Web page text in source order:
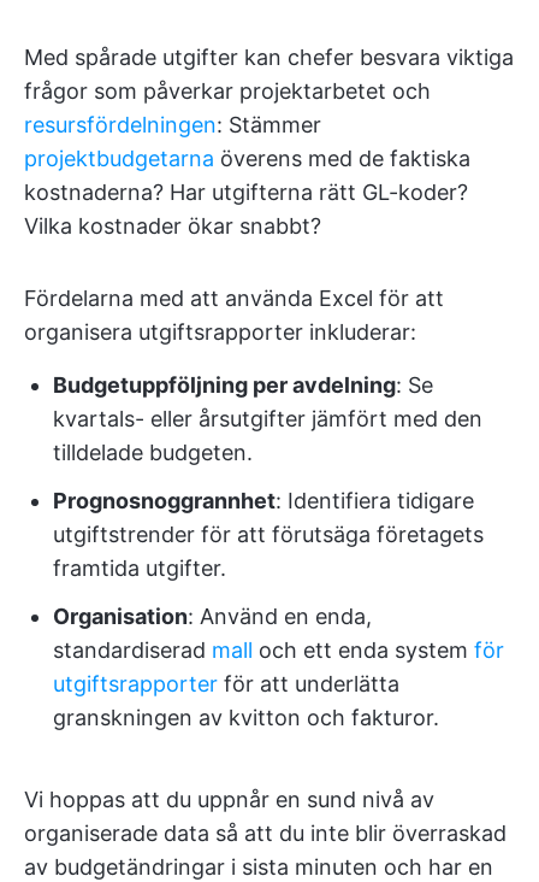
Med spårade utgifter kan chefer besvara viktiga
frågor som påverkar projektarbetet och
resursfördelningen: Stämmer
projektbudgetarna överens med de faktiska
kostnaderna? Har utgifterna rätt GL-koder?
Vilka kostnader ökar snabbt?
Fördelarna med att använda Excel för att
organisera utgiftsrapporter inkluderar:
Budgetuppföljning per avdelning: Se
kvartals- eller årsutgifter jämfört med den
tilldelade budgeten.
Prognosnoggrannhet: Identifiera tidigare
utgiftstrender för att förutsäga företagets
framtida utgifter.
Organisation: Använd en enda,
standardiserad mall och ett enda system för
utgiftsrapporter för att underlätta
granskningen av kvitton och fakturor.
Vi hoppas att du uppnår en sund nivå av
organiserade data så att du inte blir överraskad
av budgetändringar i sista minuten och har en